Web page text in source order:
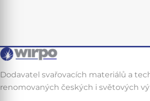
Dodavatel svařovacích materiálů a
renomovaných českých i světových